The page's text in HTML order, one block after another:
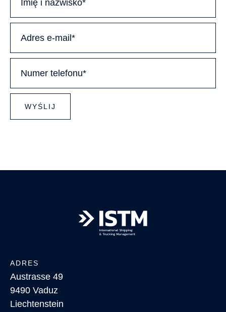
WYŚLIJ
ADRES
Austrasse 49
9490 Vaduz
Liechtenstein